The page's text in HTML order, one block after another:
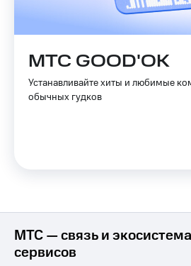
номер
автоплатежа
и
Переводы
МТС GOOD'OK
Устанавливайте хиты и любимые
обычных гудков
МТС — связь и
сервисов